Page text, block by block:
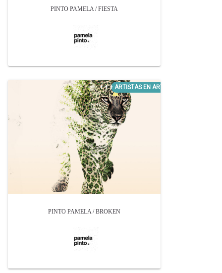
PINTO PAMELA / FIESTA
PINTO PAMELA / BROKEN